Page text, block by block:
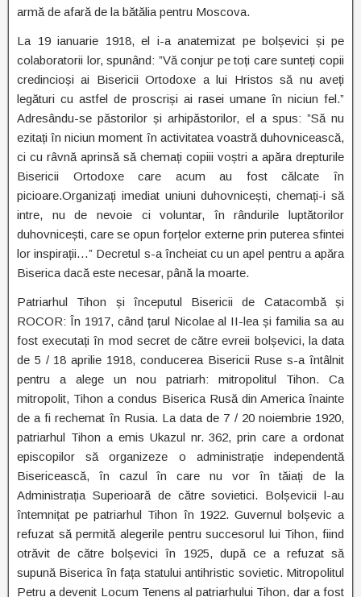
armă de afară de la bătălia pentru Moscova.
La 19 ianuarie 1918, el i-a anatemizat pe bolșevici și pe
colaboratorii lor, spunând: ”Vă conjur pe toți care sunteți copii
credincioși ai Bisericii Ortodoxe a lui Hristos să nu aveți
legături cu astfel de proscriși ai rasei umane în niciun fel.”
Adresându-se păstorilor și arhipăstorilor, el a spus: ”Să nu
ezitați în niciun moment în activitatea voastră duhovnicească,
ci cu râvnă aprinsă să chemați copiii voștri a apăra drepturile
Bisericii Ortodoxe care acum au fost călcate în
picioare.Organizați imediat uniuni duhovnicești, chemați-i să
intre, nu de nevoie ci voluntar, în rândurile luptătorilor
duhovnicești, care se opun forțelor externe prin puterea sfintei
lor inspirații…” Decretul s-a încheiat cu un apel pentru a apăra
Biserica dacă este necesar, până la moarte.
Patriarhul Tihon și începutul Bisericii de Catacombă și
ROCOR: În 1917, când țarul Nicolae al II-lea și familia sa au
fost executați în mod secret de către evreii bolșevici, la data
de 5 / 18 aprilie 1918, conducerea Bisericii Ruse s-a întâlnit
pentru a alege un nou patriarh: mitropolitul Tihon. Ca
mitropolit, Tihon a condus Biserica Rusă din America înainte
de a fi rechemat în Rusia. La data de 7 / 20 noiembrie 1920,
patriarhul Tihon a emis Ukazul nr. 362, prin care a ordonat
episcopilor să organizeze o administrație independentă
Bisericească, în cazul în care nu vor în tăiați de la
Administrația Superioară de către sovietici. Bolșevicii l-au
întemnițat pe patriarhul Tihon în 1922. Guvernul bolșevic a
refuzat să permită alegerile pentru succesorul lui Tihon, fiind
otrăvit de către bolșevici în 1925, după ce a refuzat să
supună Biserica în fața statului antihristic sovietic. Mitropolitul
Petru a devenit Locum Tenens al patriarhului Tihon, dar a fost